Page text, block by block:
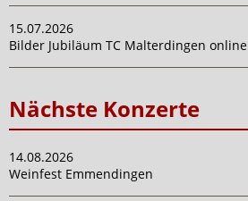
15.07.2026
Bilder Jubiläum TC Malterdingen online
Nächste Konzerte
14.08.2026
Weinfest Emmendingen